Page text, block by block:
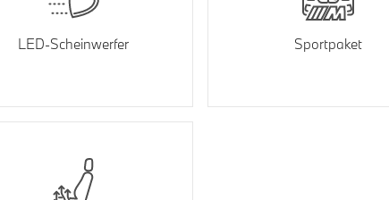
LED-Scheinwerfer Sportpaket